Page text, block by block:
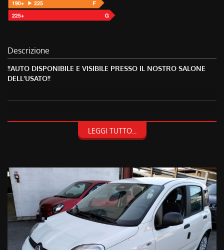
Descrizione
!!AUTO DISPONIBILE E VISIBILE PRESSO IL NOSTRO SALONE
DELL'USATO!!
IL VEICOLO PUO' ESSERE GUIDATO ANCHE DA NEOPATENTATI!
SEMPRE DESIDERATO!
FACCIAMO PRESENTE, CHE AL FINE DI EVITARE SPIACEVOLI
INCONVENIENTI, E' SEMPRE BENE ACCERTARSI
TELEFONICAMENTE DELLA DISPONIBILITA' E DELLA
CORRETTEZZA DEI DATI INSERITI NEGLI ANNUNCI. GRAZIE.
LEGGI TUTTO...